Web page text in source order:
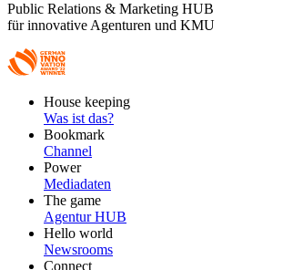
Public Relations & Marketing HUB
für innovative Agenturen und KMU
FooterHouse keeping
Was ist das?
Bookmark
Channel
Power
Mediadaten
The game
Agentur HUB
Hello world
Newsrooms
Connect